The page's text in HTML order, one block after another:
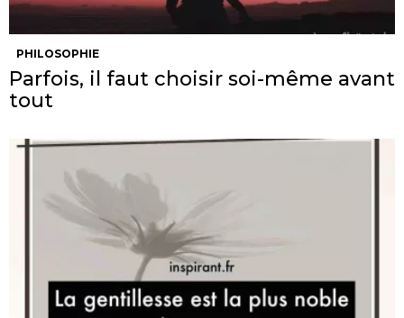
PHILOSOPHIE
Parfois, il faut choisir soi-même avant
tout